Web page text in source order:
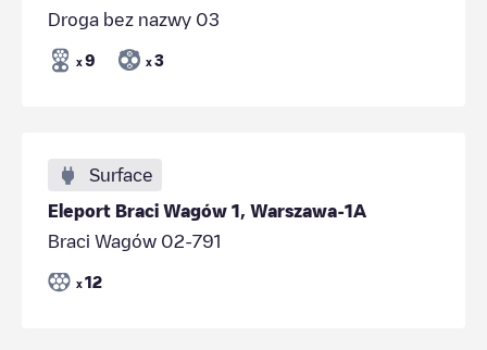
Droga bez nazwy 03
x 9 x 3
Surface
Eleport Braci Wagów 1, Warszawa-1A
Braci Wagów 02-791
x 12